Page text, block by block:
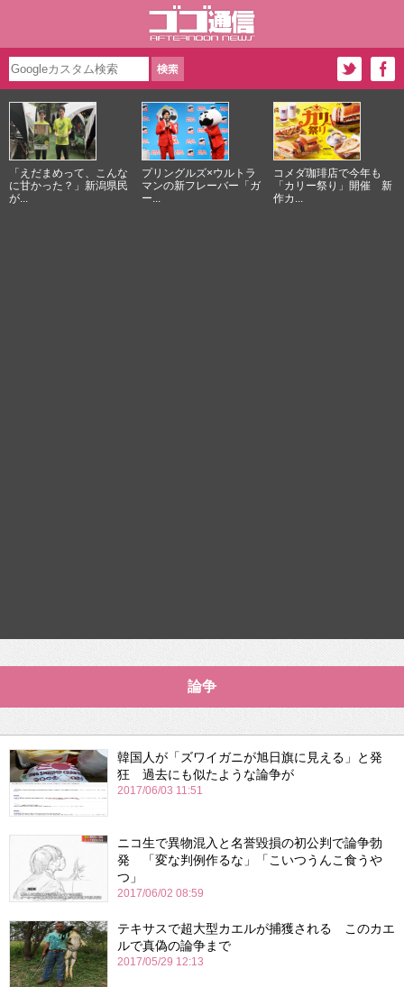
「えだまめって、こんな
に甘かった？」新潟県民
が...
プリングルズ×ウルトラ
マンの新フレーバー「ガ
ー...
コメダ珈琲店で今年も
「カリー祭り」開催 新
作カ...
論争
韓国人が「ズワイガニが旭日旗に見える」と発
狂 過去にも似たような論争が
2017/06/03 11:51
ニコ生で異物混入と名誉毀損の初公判で論争勃
発 「変な判例作るな」「こいつうんこ食うや
つ」
2017/06/02 08:59
テキサスで超大型カエルが捕獲される このカエ
ルで真偽の論争まで
2017/05/29 12:13